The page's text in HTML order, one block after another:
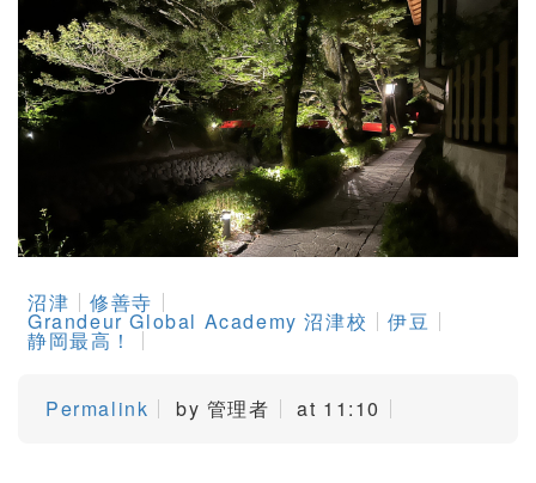
沼津 修善寺
Grandeur Global Academy 沼津校 伊豆
静岡最高！
Permalink by 管理者 at 11:10